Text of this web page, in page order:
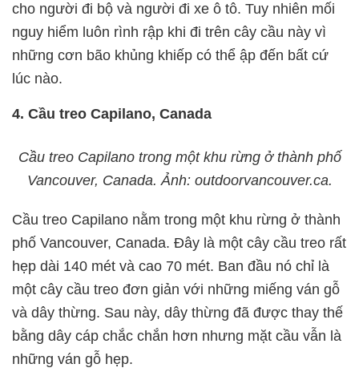
cho người đi bộ và người đi xe ô tô. Tuy nhiên mối
nguy hiểm luôn rình rập khi đi trên cây cầu này vì
những cơn bão khủng khiếp có thể ập đến bất cứ
lúc nào.
4. Cầu treo Capilano, Canada
Cầu treo Capilano trong một khu rừng ở thành phố
Vancouver, Canada. Ảnh: outdoorvancouver.ca.
Cầu treo Capilano nằm trong một khu rừng ở thành
phố Vancouver, Canada. Đây là một cây cầu treo rất
hẹp dài 140 mét và cao 70 mét. Ban đầu nó chỉ là
một cây cầu treo đơn giản với những miếng ván gỗ
và dây thừng. Sau này, dây thừng đã được thay thế
bằng dây cáp chắc chắn hơn nhưng mặt cầu vẫn là
những ván gỗ hẹp.